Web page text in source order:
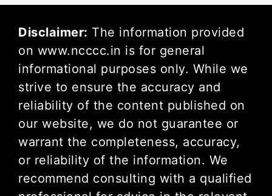
Disclaimer: The information provided
on www.ncccc.in is for general
informational purposes only. While we
strive to ensure the accuracy and
reliability of the content published on
our website, we do not guarantee or
warrant the completeness, accuracy,
or reliability of the information. We
recommend consulting with a qualified